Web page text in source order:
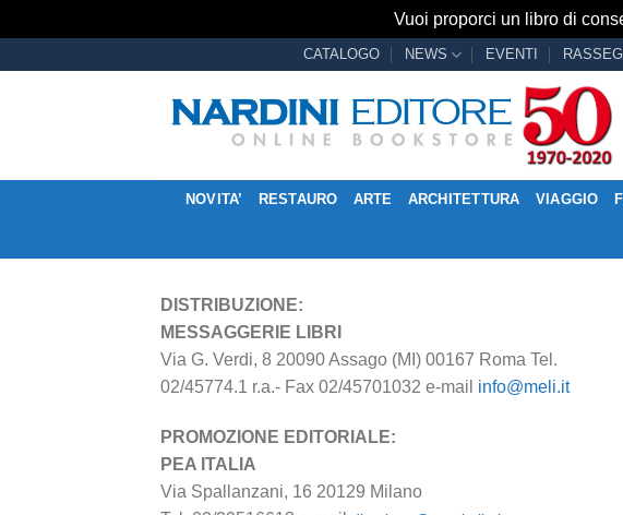
Vuoi proporci un libro di
CATALOGO NEWS EVENTI
NOVITA’ RESTAURO ARTE ARCHITETTURA VIAGGIO
DISTRIBUZIONE:
MESSAGGERIE LIBRI
Via G. Verdi, 8 20090 Assago (MI) 00167 Roma Tel.
02/45774.1 r.a.- Fax 02/45701032 e-mail info@meli.it
PROMOZIONE EDITORIALE:
PEA ITALIA
Via Spallanzani, 16 20129 Milano